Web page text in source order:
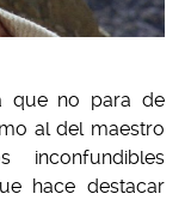
que no para de
al del maestro
hace destacar